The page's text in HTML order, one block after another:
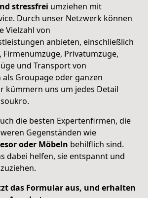
stressfrei umziehen mit
Durch unser Netzwerk können
Vielzahl von
anbieten, einschließlich
Firmenumzüge, Privatumzüge,
und Transport von
als Groupage oder ganzen
kümmern uns um jedes Detail
die besten Expertenfirmen, die
Gegenständen wie
oder Möbeln behilflich sind.
dabei helfen, sie entspannt und
das Formular aus, und erhalten